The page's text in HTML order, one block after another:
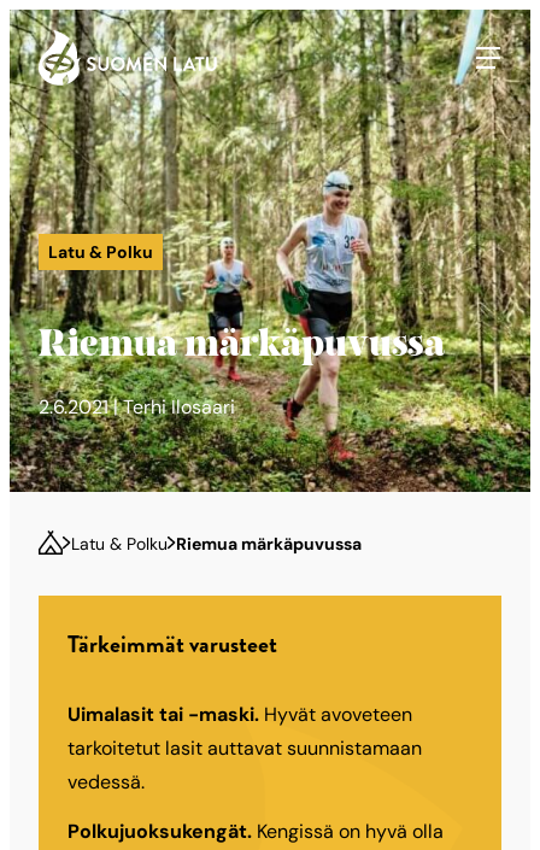
Siirry
suoraan
sisältöön
Suomen Latu
Latu & Polku
Riemua märkäpuvussa
2.6.2021 | Terhi Ilosaari
Latu & Polku Riemua märkäpuvussa
Tärkeimmät varusteet
Uimalasit tai -maski. Hyvät avoveteen
tarkoitetut lasit auttavat suunnistamaan
vedessä.
Polkujuoksukengät. Kengissä on hyvä olla